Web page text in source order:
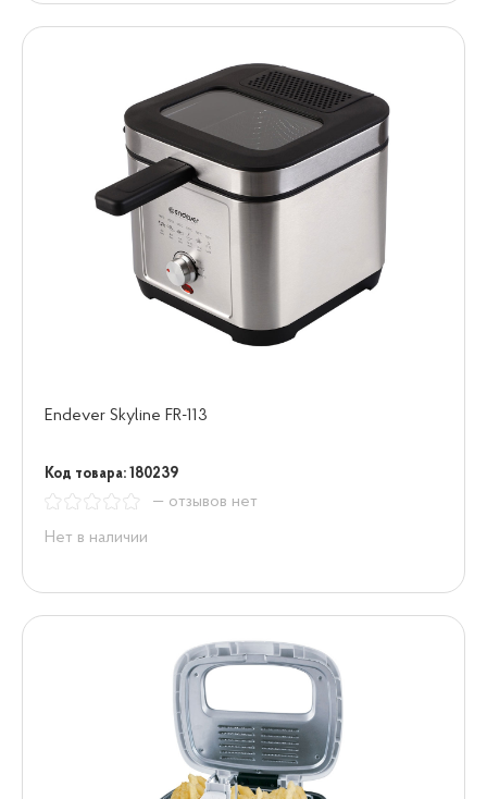
Endever Skyline FR-113
Код товара: 180239
— отзывов нет
Нет в наличии